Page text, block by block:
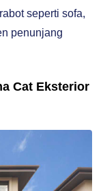
seperti sofa,
penunjang
Cat Eksterior